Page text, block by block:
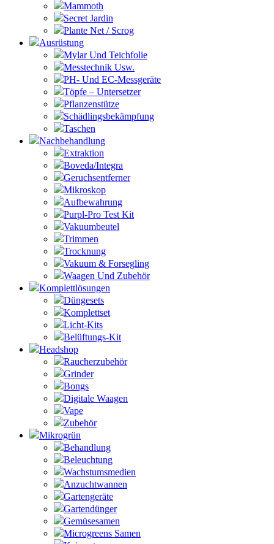
Mammoth
Secret Jardin
Plante Net / Scrog
Ausrüstung
Mylar Und Teichfolie
Messtechnik Usw.
PH- Und EC-Messgeräte
Töpfe – Untersetzer
Pflanzenstütze
Schädlingsbekämpfung
Taschen
Nachbehandlung
Extraktion
Boveda/Integra
Geruchsentferner
Mikroskop
Aufbewahrung
Purpl-Pro Test Kit
Vakuumbeutel
Trimmen
Trocknung
Vakuum & Forsegling
Waagen Und Zubehör
Komplettlösungen
Düngesets
Komplettset
Licht-Kits
Belüftungs-Kit
Headshop
Raucherzubehör
Grinder
Bongs
Digitale Waagen
Vape
Zubehör
Mikrogrün
Behandlung
Beleuchtung
Wachstumsmedien
Anzuchtwannen
Gartengeräte
Gartendünger
Gemüsesamen
Microgreens Samen